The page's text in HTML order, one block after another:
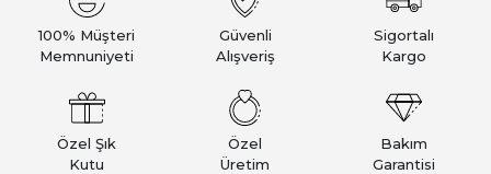
100% Müşteri
Memnuniyeti
Güvenli
Alışveriş
Sigortalı
Kargo
Özel Şık
Kutu
Özel
Üretim
Bakım
Garantisi